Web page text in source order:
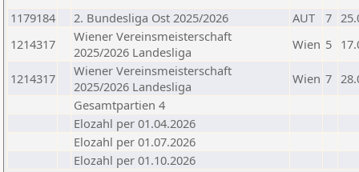
1179184
2. Bundesliga Ost 2025/2026 AUT 7
1214317
Wiener Vereinsmeisterschaft
2025/2026 Landesliga
Wien 5
1214317
Wiener Vereinsmeisterschaft
2025/2026 Landesliga
Wien 7
Gesamtpartien 4
Elozahl per 01.04.2026
Elozahl per 01.07.2026
Elozahl per 01.10.2026